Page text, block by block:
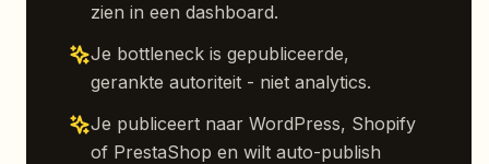
zien in een dashboard.
Je bottleneck is gepubliceerde,
gerankte autoriteit - niet analytics.
Je publiceert naar WordPress, Shopify
of PrestaShop en wilt auto-publish